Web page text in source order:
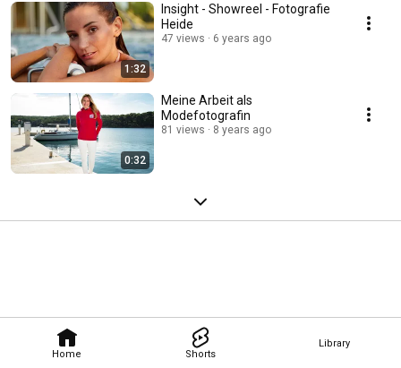
Home Shorts
Library
1:32
Insight - Showreel - Fotografie
Heide
47 views 6 years ago
0:32
Meine Arbeit als
Modefotografin
81 views 8 years ago